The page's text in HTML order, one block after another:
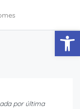
por última